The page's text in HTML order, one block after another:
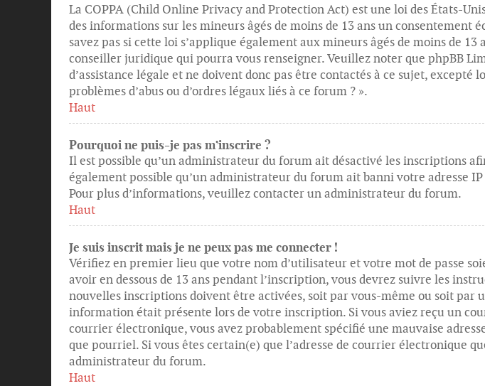
La COPPA (Child Online Privacy and Protection Act) est une loi des États-
des informations sur les mineurs âgés de moins de 13 ans un consentement
savez pas si cette loi s’applique également aux mineurs âgés de moins de
conseiller juridique qui pourra vous renseigner. Veuillez noter que phpBB
d’assistance légale et ne doivent donc pas être contactés à ce sujet,
problèmes d’abus ou d’ordres légaux liés à ce forum ? ».
Haut
Pourquoi ne puis-je pas m’inscrire ?
Il est possible qu’un administrateur du forum ait désactivé les inscriptions
également possible qu’un administrateur du forum ait banni votre adresse
Pour plus d’informations, veuillez contacter un administrateur du forum.
Haut
Je suis inscrit mais je ne peux pas me connecter !
Vérifiez en premier lieu que votre nom d’utilisateur et votre mot de passe
avoir en dessous de 13 ans pendant l’inscription, vous devrez suivre les
nouvelles inscriptions doivent être activées, soit par vous-même ou soit par
information était présente lors de votre inscription. Si vous aviez reçu un
courrier électronique, vous avez probablement spécifié une mauvaise
que pourriel. Si vous êtes certain(e) que l’adresse de courrier électronique
administrateur du forum.
Haut